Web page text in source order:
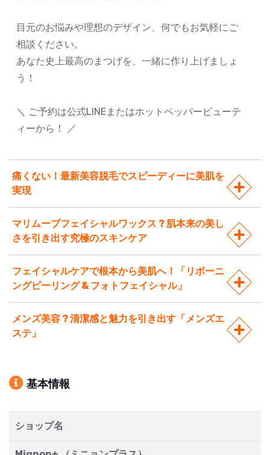
目元のお悩みや理想のデザイン、何でもお気軽にご
相談ください。
あなた史上最高のまつげを、一緒に作り上げましょ
う！
＼ ご予約は公式LINEまたはホットペッパービューテ
ィーから！ ／
痛くない！最新美容脱毛でスピーディーに美肌を
実現
マリムーブフェイシャルワックス ? 肌本来の美し
さを引き出す究極のスキンケア
フェイシャルケアで根本から美肌へ！「リボーニ
ングピーリング & フォトフェイシャル」
メンズ美容 ? 清潔感と魅力を引き出す「メンズエ
ステ」
基本情報
ショップ名